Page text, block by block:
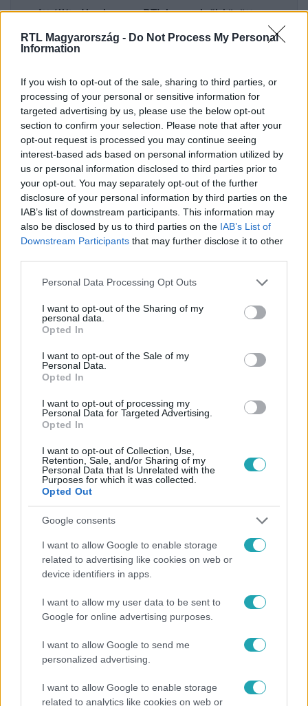
RTL Magyarország - Do Not Process My Personal
Information
If you wish to opt-out of the sale, sharing to third parties, or
processing of your personal or sensitive information for
targeted advertising by us, please use the below opt-out
section to confirm your selection. Please note that after your
opt-out request is processed you may continue seeing
interest-based ads based on personal information utilized by
us or personal information disclosed to third parties prior to
your opt-out. You may separately opt-out of the further
disclosure of your personal information by third parties on the
IAB’s list of downstream participants. This information may
also be disclosed by us to third parties on the IAB’s List of
Downstream Participants that may further disclose it to other
Please note that this website/app uses one or more Google
not limited to your visit or usage behaviour. You may click to
grant or deny consent to Google and its third-party tags to
use your data for below specified purposes in below Google
consent section.
Personal Data Processing Opt Outs
I want to opt-out of the Sharing of my
personal data.
Opted In
I want to opt-out of the Sale of my
Personal Data.
Opted In
I want to opt-out of processing my
Personal Data for Targeted Advertising.
Opted In
I want to opt-out of Collection, Use,
Retention, Sale, and/or Sharing of my
Personal Data that Is Unrelated with the
Purposes for which it was collected.
Opted Out
Google consents
I want to allow Google to enable storage
related to advertising like cookies on web or
device identifiers in apps.
I want to allow my user data to be sent to
Google for online advertising purposes.
I want to allow Google to send me
personalized advertising.
I want to allow Google to enable storage
related to analytics like cookies on web or
Itt állítsd be, hogy az RTL.hu az elsők között
Kövess minket, és értesülj a friss hírekről a
Facebookon is!
Követem
FÓKUSZ #HUNGARY'S GOT TALENT
ADÁSRÉSZLETEK
FÜRY FERENC MILÁK MÓZES
Népszerű